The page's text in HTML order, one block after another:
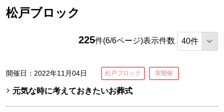
ここからサイト内共通メニューです。
サイト内共通メニューをスキップする
サイト内共通メニューここまで。
松戸ブロック
225件(6/6ページ)表示件数
開催日：2022年11月04日 松戸ブロック 実開催
元気な時に考えておきたいお葬式